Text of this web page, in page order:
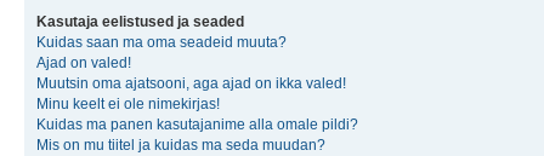
Kasutaja eelistused ja seaded
Kuidas saan ma oma seadeid muuta?
Ajad on valed!
Muutsin oma ajatsooni, aga ajad on ikka valed!
Minu keelt ei ole nimekirjas!
Kuidas ma panen kasutajanime alla omale pildi?
Mis on mu tiitel ja kuidas ma seda muudan?